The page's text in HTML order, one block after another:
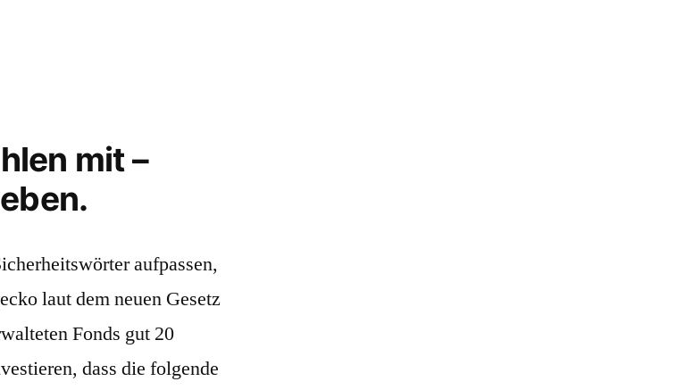
mit –
aufpassen,
laut dem neuen Gesetz
Fonds gut 20
dass die folgende